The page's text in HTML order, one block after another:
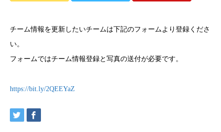
チーム情報を更新したいチームは下記のフォームより登録くださ
い。
フォームではチーム情報登録と写真の送付が必要です。
https://bit.ly/2QEEYaZ